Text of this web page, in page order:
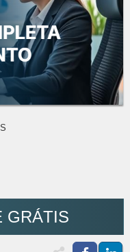
GRÁTIS